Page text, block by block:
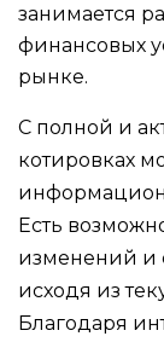
занимается
финансовых
рынке.
С полной и
котировках
Есть
изменений и
исходя из
Благодаря